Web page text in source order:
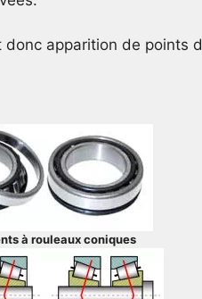
apparition de points
à rouleaux coniques